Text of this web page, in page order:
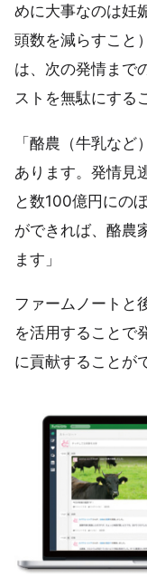
めに大事なのは妊
頭数を減らすこと
は、次の発情まで
ストを無駄にする
「酪農（牛乳な
あります。発情見
と数100億円にの
ができれば、酪農
ます」
ファームノートと
を活用することで
に貢献することが